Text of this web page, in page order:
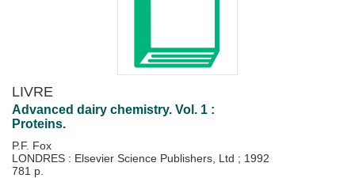
LIVRE
Advanced dairy chemistry. Vol. 1 :
Proteins.
P.F. Fox
LONDRES : Elsevier Science Publishers, Ltd ; 1992
781 p.